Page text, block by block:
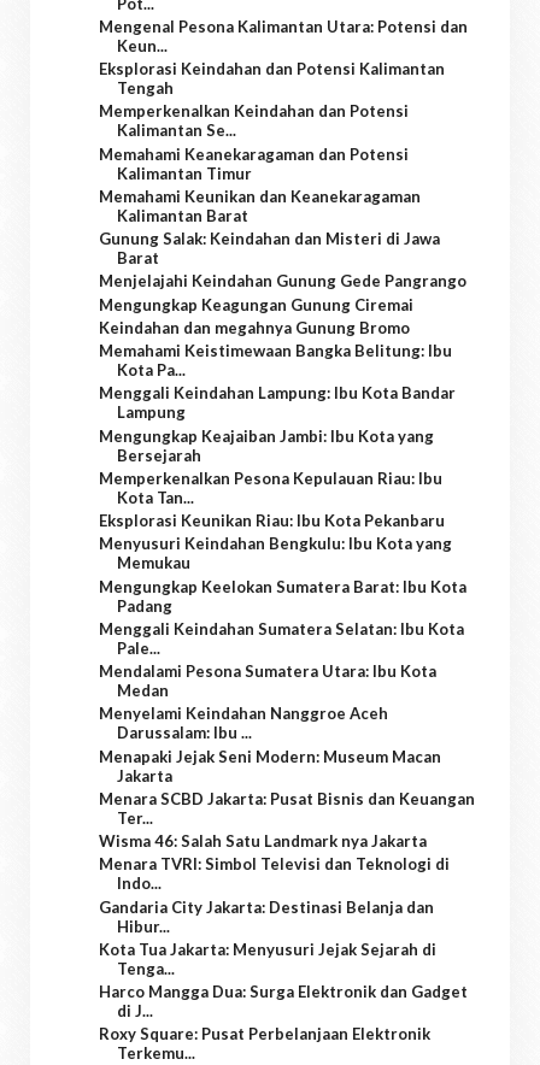
Mengenal Pesona Kalimantan Utara: Potensi dan
Keun...
Eksplorasi Keindahan dan Potensi Kalimantan
Tengah
Memperkenalkan Keindahan dan Potensi
Kalimantan Se...
Memahami Keanekaragaman dan Potensi
Kalimantan Timur
Memahami Keunikan dan Keanekaragaman
Kalimantan Barat
Gunung Salak: Keindahan dan Misteri di Jawa
Barat
Menjelajahi Keindahan Gunung Gede Pangrango
Mengungkap Keagungan Gunung Ciremai
Keindahan dan megahnya Gunung Bromo
Memahami Keistimewaan Bangka Belitung: Ibu
Kota Pa...
Menggali Keindahan Lampung: Ibu Kota Bandar
Lampung
Mengungkap Keajaiban Jambi: Ibu Kota yang
Bersejarah
Memperkenalkan Pesona Kepulauan Riau: Ibu
Kota Tan...
Eksplorasi Keunikan Riau: Ibu Kota Pekanbaru
Menyusuri Keindahan Bengkulu: Ibu Kota yang
Memukau
Mengungkap Keelokan Sumatera Barat: Ibu Kota
Padang
Menggali Keindahan Sumatera Selatan: Ibu Kota
Pale...
Mendalami Pesona Sumatera Utara: Ibu Kota
Medan
Menyelami Keindahan Nanggroe Aceh
Darussalam: Ibu ...
Menapaki Jejak Seni Modern: Museum Macan
Jakarta
Menara SCBD Jakarta: Pusat Bisnis dan Keuangan
Ter...
Wisma 46: Salah Satu Landmark nya Jakarta
Menara TVRI: Simbol Televisi dan Teknologi di
Indo...
Gandaria City Jakarta: Destinasi Belanja dan
Hibur...
Kota Tua Jakarta: Menyusuri Jejak Sejarah di
Tenga...
Harco Mangga Dua: Surga Elektronik dan Gadget
di J...
Roxy Square: Pusat Perbelanjaan Elektronik
Terkemu...